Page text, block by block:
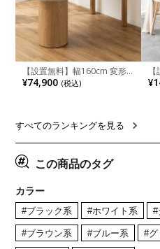
【設置無料】幅160cm 変形
半円 ダイニングテーブル モ
ルタル風 LENAS コンクリー
リア風 グレージュ
¥74,900 (税込) グ
セ
すべてのランキングを見る
この商品のタグ
カラー
#ブラック系 #ホワイト系 #
#ブラウン系 #ブルー系 #グ